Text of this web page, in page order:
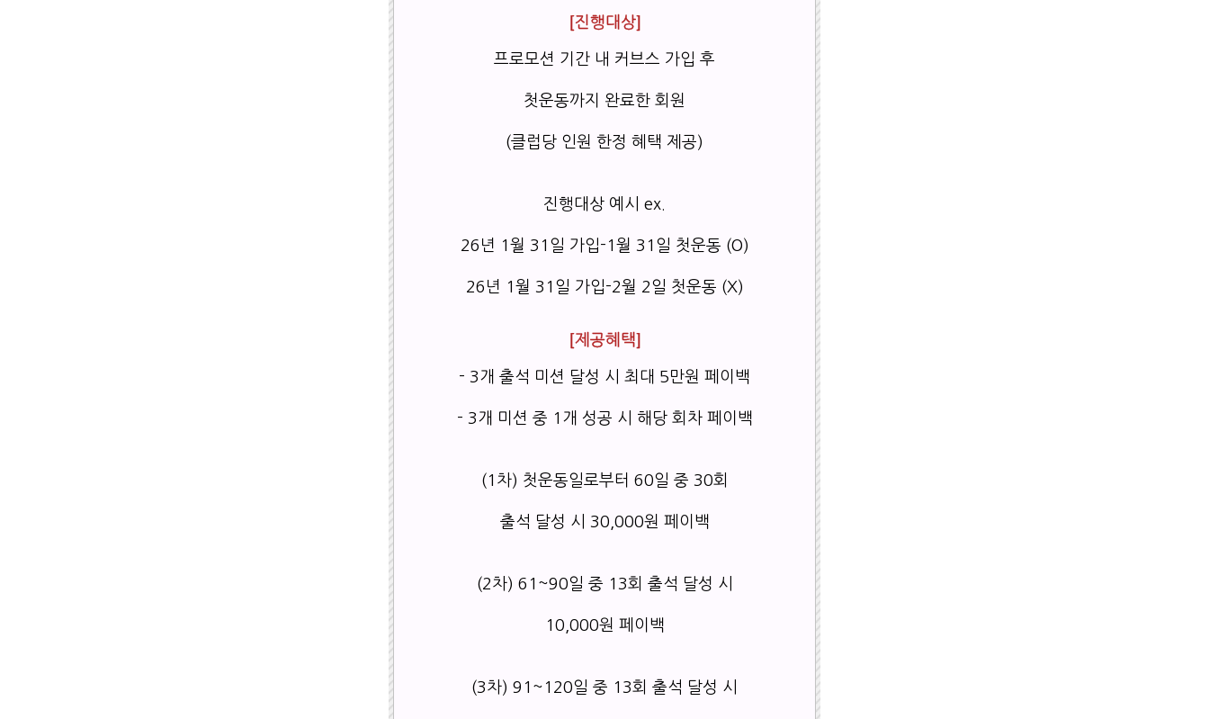
[진행대상]
프로모션 기간 내 커브스 가입 후
첫운동까지 완료한 회원
(클럽당 인원 한정 혜택 제공)
진행대상 예시 ex.
26년 1월 31일 가입-1월 31일 첫운동 (O)
26년 1월 31일 가입-2월 2일 첫운동 (X)
[제공혜택]
- 3개 출석 미션 달성 시 최대 5만원 페이백
- 3개 미션 중 1개 성공 시 해당 회차 페이백
(1차) 첫운동일로부터 60일 중 30회
출석 달성 시 30,000원 페이백
(2차) 61~90일 중 13회 출석 달성 시
10,000원 페이백
(3차) 91~120일 중 13회 출석 달성 시